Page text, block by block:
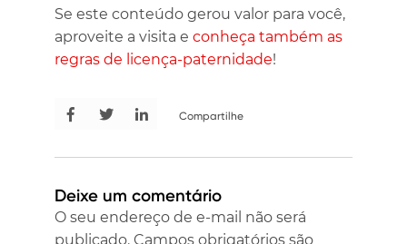
Se este conteúdo gerou valor para você,
aproveite a visita e conheça também as
regras de licença-paternidade!
Compartilhe
Deixe um comentário
O seu endereço de e-mail não será
publicado. Campos obrigatórios são